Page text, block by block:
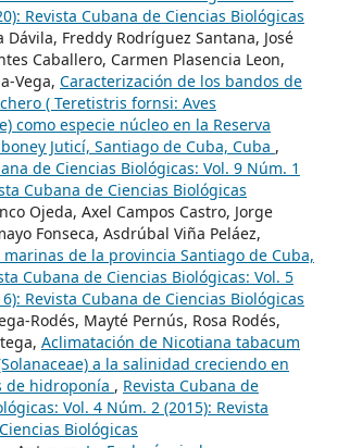
Revista Cubana de Ciencias Biológicas
Dávila, Freddy Rodríguez Santana, José
Caballero, Carmen Plasencia Leon,
Vega, Caracterización de los bandos de
( Teretistris fornsi: Aves
como especie núcleo en la Reserva
Juticí, Santiago de Cuba, Cuba ,
de Ciencias Biológicas: Vol. 9 Núm. 1
Cubana de Ciencias Biológicas
Ojeda, Axel Campos Castro, Jorge
Fonseca, Asdrúbal Viña Peláez,
de la provincia Santiago de Cuba,
Cubana de Ciencias Biológicas: Vol. 5
Revista Cubana de Ciencias Biológicas
Rodés, Mayté Pernús, Rosa Rodés,
Aclimatación de Nicotiana tabacum
a la salinidad creciendo en
de hidroponía , Revista Cubana de
Vol. 4 Núm. 2 (2015): Revista
Biológicas